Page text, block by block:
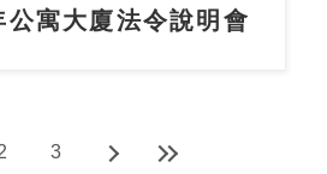
寓大廈法令說明會
3